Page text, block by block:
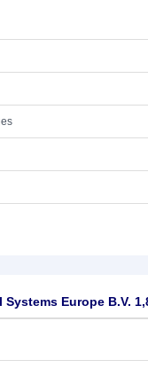
Europe B.V.